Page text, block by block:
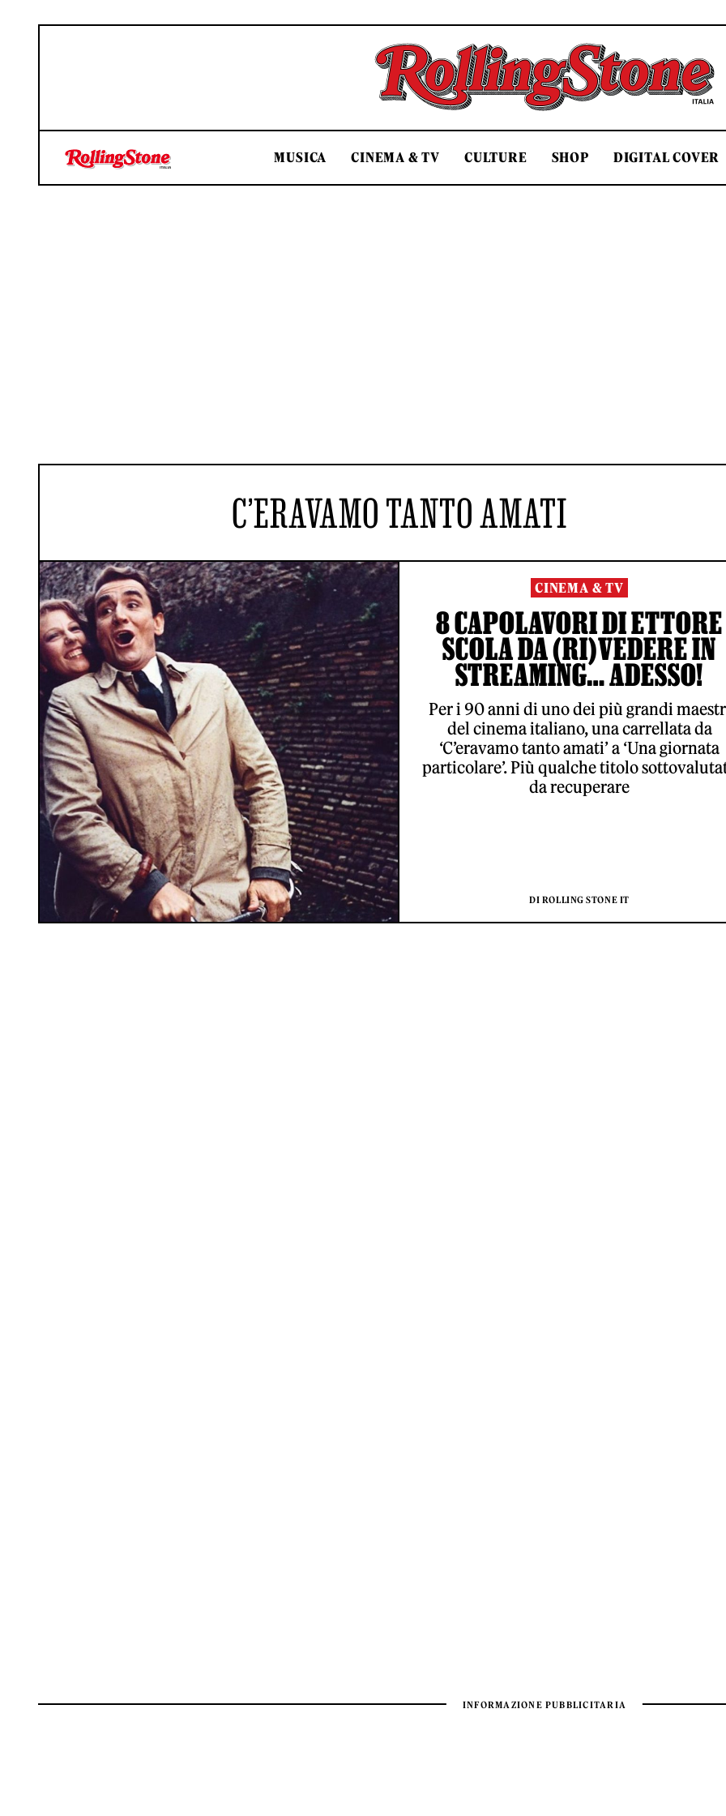
Rolling Stone Italia
MUSICA CINEMA & TV CULTURE SHOP DIGITAL COVER
C’ERAVAMO TANTO AMATI
CINEMA & TV
8 CAPOLAVORI DI ETTORE
SCOLA DA (RI)VEDERE IN
STREAMING… ADESSO!
Per i 90 anni di uno dei più grandi
del cinema italiano, una carrellata da
‘C’eravamo tanto amati’ a ‘Una giornata
particolare’. Più qualche titolo
da recuperare
DI ROLLING STONE IT